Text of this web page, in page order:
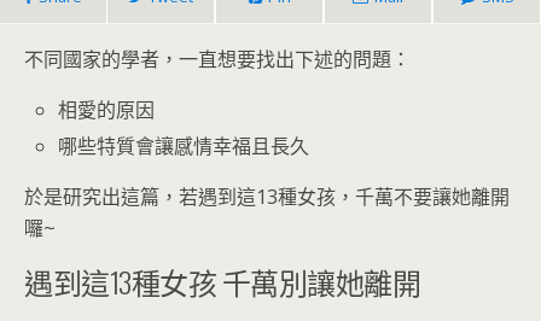
不同國家的學者，一直想要找出下述的問題：
相愛的原因
哪些特質會讓感情幸福且長久
於是研究出這篇，若遇到這13種女孩，千萬不要讓她離開
囉~
遇到這13種女孩 千萬別讓她離開